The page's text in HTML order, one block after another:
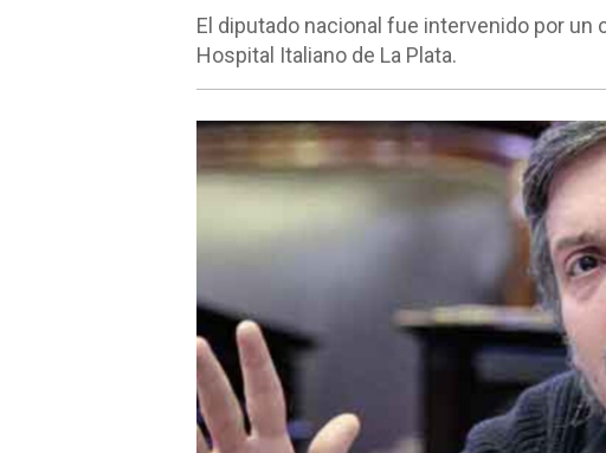
El diputado nacional fue intervenido por un
Hospital Italiano de La Plata.